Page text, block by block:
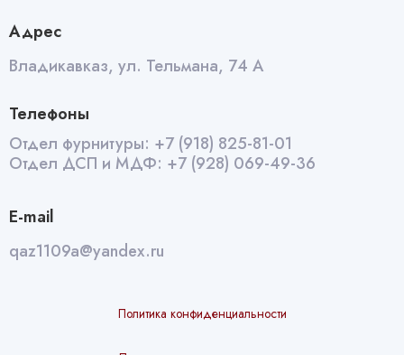
Адрес
Владикавказ, ул. Тельмана, 74 А
Телефоны
Отдел фурнитуры: +7 (918) 825-81-01
Отдел ДСП и МДФ: +7 (928) 069-49-36
E-mail
qaz1109a@yandex.ru
Политика конфиденциальности